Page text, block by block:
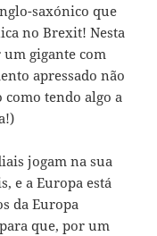
saxónico que
no Brexit! Nesta
gigante com
apressado não
tendo algo a
jogam na sua
e a Europa está
da Europa
que, por um